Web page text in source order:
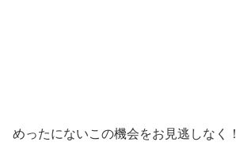
めったにないこの機会をお見逃しなく！